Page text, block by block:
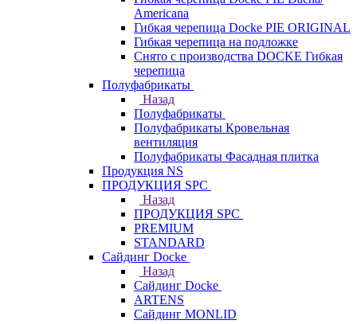
Americana
Гибкая черепица Docke PIE ОRIGINАL
Гибкая черепица на подложке
Снято с производства DOCKE Гибкая
черепица
Полуфабрикаты
Назад
Полуфабрикаты
Полуфабрикаты Кровельная
вентиляция
Полуфабрикаты Фасадная плитка
Продукция NS
ПРОДУКЦИЯ SPC
Назад
ПРОДУКЦИЯ SPC
PREMIUM
STANDARD
Сайдинг Docke
Назад
Сайдинг Docke
ARTENS
Cайдинг MONLID